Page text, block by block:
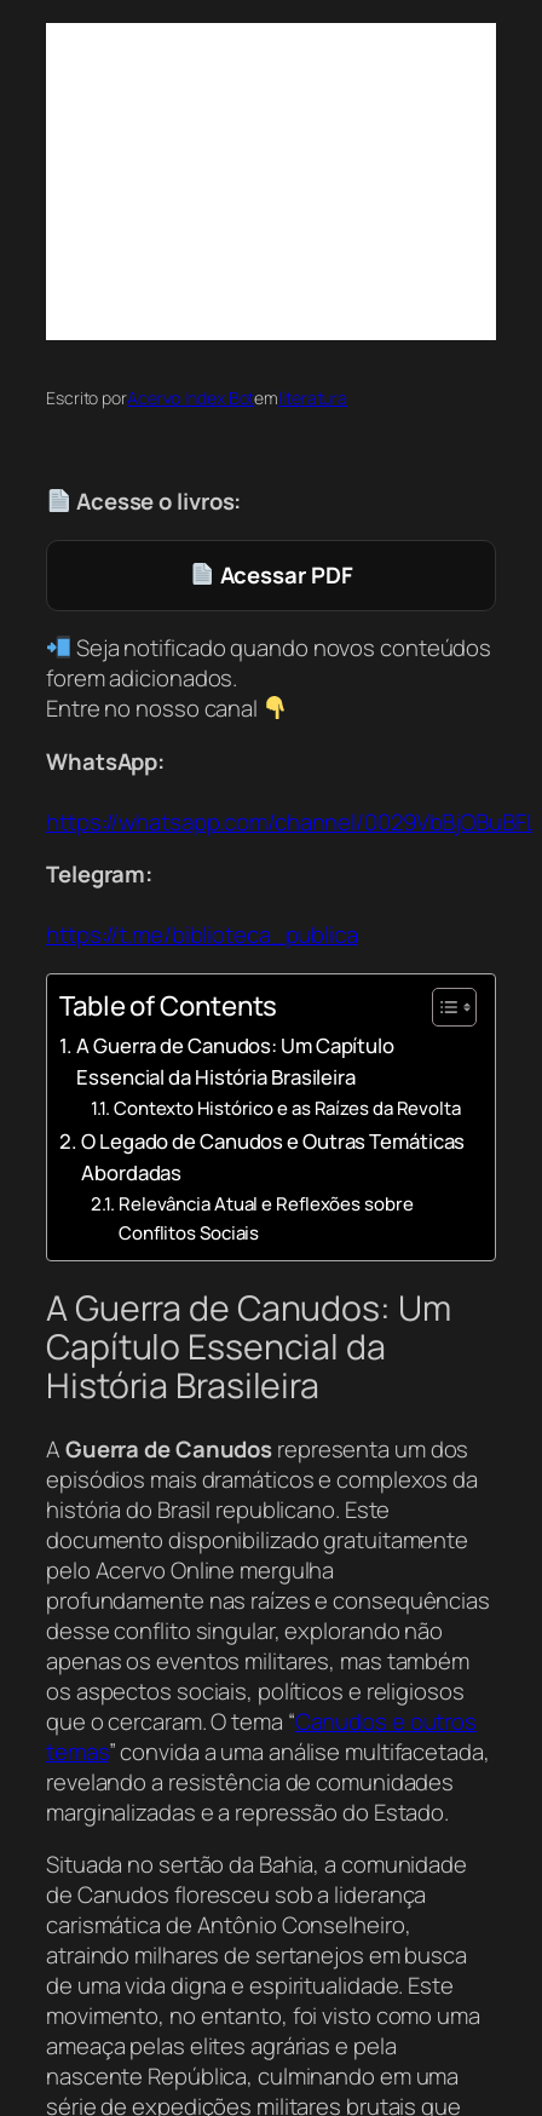
Escrito porAcervo Index Botemliteratura
Acesse o livros:
Acessar PDF
Seja notificado quando novos conteúdos
forem adicionados.
Entre no nosso canal
WhatsApp:
https://whatsapp.com/channel/
Telegram:
https://t.me/biblioteca_publica
Table of Contents
A Guerra de Canudos: Um Capítulo
Essencial da História Brasileira
Contexto Histórico e as Raízes da Revolta
O Legado de Canudos e Outras Temáticas
Abordadas
Relevância Atual e Reflexões sobre
Conflitos Sociais
A Guerra de Canudos: Um
Capítulo Essencial da
História Brasileira
AGuerra de Canudosrepresenta um dos
episódios mais dramáticos e complexos da
história do Brasil republicano. Este
documento disponibilizado gratuitamente
pelo Acervo Online mergulha
profundamente nas raízes e consequências
desse conflito singular, explorando não
apenas os eventos militares, mas também
os aspectos sociais, políticos e religiosos
que o cercaram. O tema “Canudos e outros
temas” convida a uma análise multifacetada,
revelando a resistência de comunidades
marginalizadas e a repressão do Estado.
Situada no sertão da Bahia, a comunidade
de Canudos floresceu sob a liderança
carismática de Antônio Conselheiro,
atraindo milhares de sertanejos em busca
de uma vida digna e espiritualidade. Este
movimento, no entanto, foi visto como uma
ameaça pelas elites agrárias e pela
nascente República, culminando em uma
série de expedições militares brutais que